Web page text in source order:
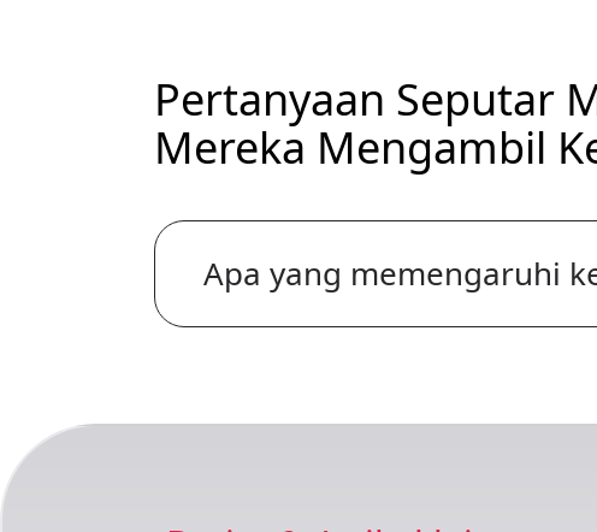
Pertanyaan Seputar
Mereka Mengambil
Apa yang memengaruhi